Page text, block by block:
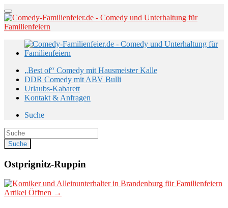
„Best of“ Comedy mit Hausmeister Kalle
DDR Comedy mit ABV Bulli
Urlaubs-Kabarett
Kontakt & Anfragen
Suche
Ostprignitz-Ruppin
Artikel Öffnen →